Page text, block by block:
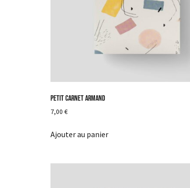
Petit Carnet Armand
7,00 €
Ajouter au panier